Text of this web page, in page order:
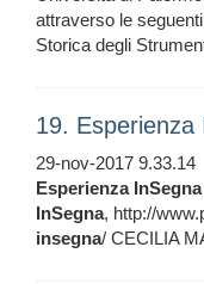
attraverso le
Storica degli
19. Esperienza
29-nov-2017 9.33.14
Esperienza InSegna
InSegna, http://
insegna/ CECILIA